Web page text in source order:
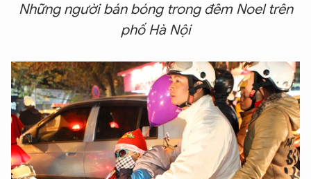
Những người bán bóng trong đêm Noel trên
phố Hà Nội